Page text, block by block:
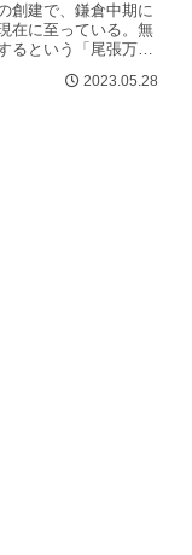
創建で、鎌倉中期に
在に至っている。無
るという「尾張万
物で、濃尾大地震後
2023.05.28